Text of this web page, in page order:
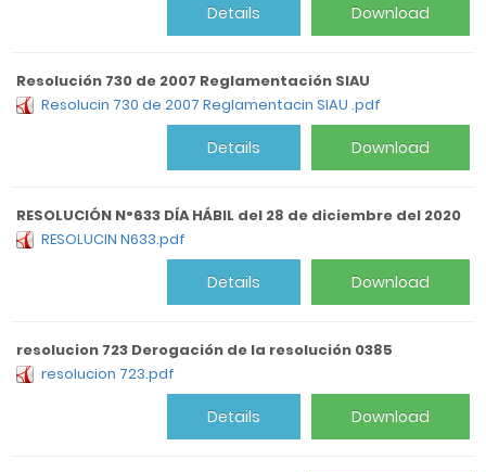
Download
Details
Resolución 730 de 2007 Reglamentación SIAU
Resolucin 730 de 2007 Reglamentacin SIAU .pdf
Download
Details
RESOLUCIÓN N°633 DÍA HÁBIL del 28 de diciembre del 2020
RESOLUCIN N633.pdf
Download
Details
resolucion 723 Derogación de la resolución 0385
resolucion 723.pdf
Download
Details